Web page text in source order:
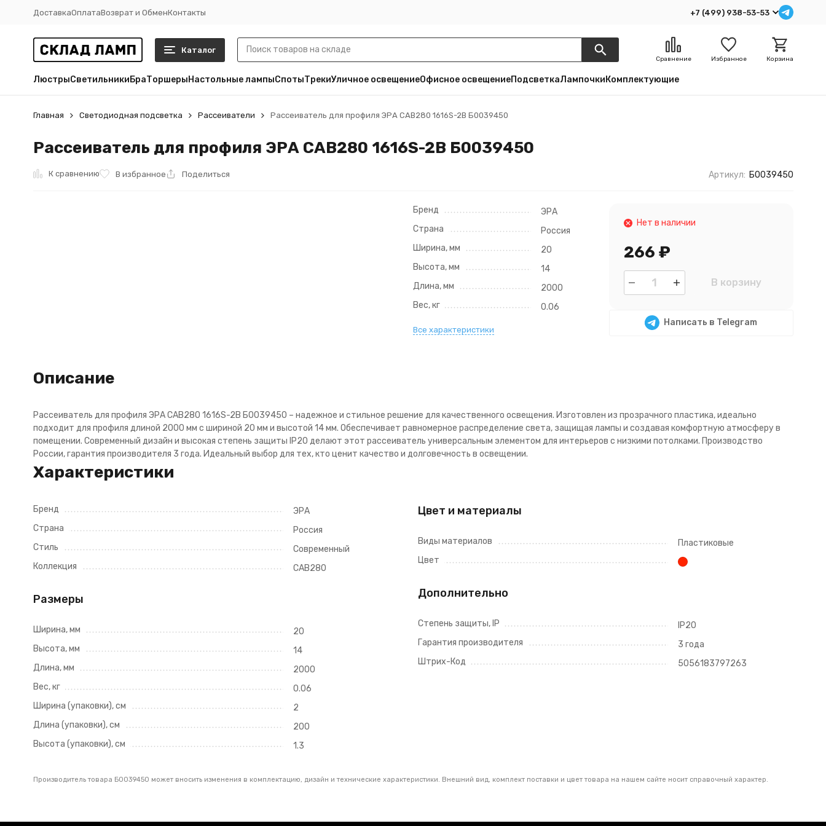
ДоставкаОплатаВозврат и ОбменКонтакты +7 (499) 938-53-53
Каталог
Сравнение Избранное Корзина
ЛюстрыСветильникиБраТоршерыНастольные лампыСпотыТрекиУличное освещениеОфисное освещениеПодсветкаЛампочкиКомплектующие
Главная Светодиодная подсветка Рассеиватели Рассеиватель для профиля ЭРА CAB280 1616S-2B Б0039450
Рассеиватель для профиля ЭРА CAB280 1616S-2B Б0039450
К сравнению В избранное Поделиться Артикул: Б0039450
Бренд
ЭРА
Страна
Россия
Ширина, мм
20
Высота, мм
14
Длина, мм
2000
Вес, кг
0.06
Все характеристики
Нет в наличии
266 ₽
В корзину
Написать в Telegram
Описание
Рассеиватель для профиля ЭРА CAB280 1616S-2B Б0039450 – надежное и стильное решение для качественного освещения. Изготовлен из прозрачного пластика, идеально
подходит для профиля длиной 2000 мм с шириной 20 мм и высотой 14 мм. Обеспечивает равномерное распределение света, защищая лампы и создавая комфортную атмосферу в
помещении. Современный дизайн и высокая степень защиты IP20 делают этот рассеиватель универсальным элементом для интерьеров с низкими потолками. Производство
России, гарантия производителя 3 года. Идеальный выбор для тех, кто ценит качество и долговечность в освещении.
Характеристики
Бренд
ЭРА
Страна
Россия
Стиль
Современный
Коллекция
CAB280
Размеры
Ширина, мм
20
Высота, мм
14
Длина, мм
2000
Вес, кг
0.06
Ширина (упаковки), см
2
Длина (упаковки), см
200
Высота (упаковки), см
1.3
Цвет и материалы
Виды материалов
Пластиковые
Цвет
Дополнительно
Степень защиты, IP
IP20
Гарантия производителя
3 года
Штрих-Код
5056183797263
Производитель товара Б0039450 может вносить изменения в комплектацию, дизайн и технические характеристики. Внешний вид, комплект поставки и цвет товара на нашем сайте носит справочный характер.